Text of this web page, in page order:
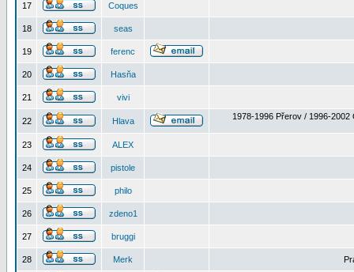
17 Coques
18 seas
19 ferenc
20 Hasňa
21 vivi
22 Hlava 1978-1996 Přerov / 1996-2002
23 ALEX
24 pistole
25 philo
26 zdeno1
27 bruggi
28 Merk